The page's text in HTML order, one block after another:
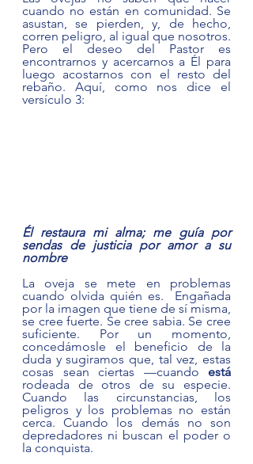
cuando no están en comunidad. Se
asustan, se pierden, y, de hecho,
corren peligro, al igual que nosotros.
Pero el deseo del Pastor es
encontrarnos y acercarnos a Él para
luego acostarnos con el resto del
rebaño. Aquí, como nos dice el
versículo 3:
Él restaura mi alma; me guía por
sendas de justicia por amor a su
nombre
La oveja se mete en problemas
cuando olvida quién es.  Engañada
por la imagen que tiene de sí misma,
se cree fuerte. Se cree sabia. Se cree
suficiente. Por un momento,
concedámosle el beneficio de la
duda y sugiramos que, tal vez, estas
cosas sean ciertas —cuando
rodeada de otros de su especie.
Cuando las circunstancias, los
peligros y los problemas no están
cerca. Cuando los demás no son
depredadores ni buscan el poder o
la conquista.